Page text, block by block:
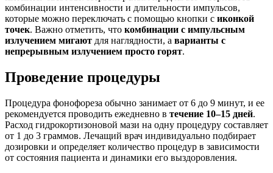
комбинации интенсивности и длительности импульсов,
которые можно переключать с помощью кнопки с иконкой
точек. Важно отметить, что комбинации с импульсным
излучением мигают для наглядности, а варианты с
непрерывным излучением просто горят.
Проведение процедуры
Процедура фонофореза обычно занимает от 6 до 9 минут, и ее
рекомендуется проводить ежедневно в течение 10–15 дней.
Расход гидрокортизоновой мази на одну процедуру составляет
от 1 до 3 граммов. Лечащий врач индивидуально подбирает
дозировки и определяет количество процедур в зависимости
от состояния пациента и динамики его выздоровления.